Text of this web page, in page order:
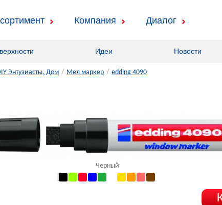
Компания Диалог
Идеи Новости
Энтузиасты, Дом / Мел маркер / edding 4090
Черный